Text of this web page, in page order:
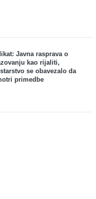
Javna rasprava o
kao rijaliti,
se obavezalo da
primedbe